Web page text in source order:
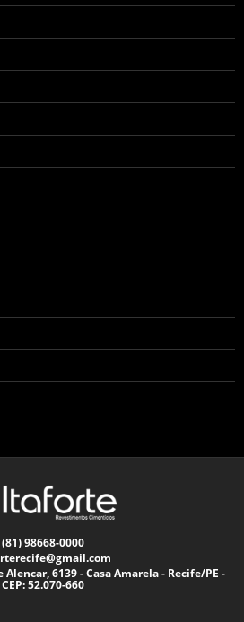
(81) 98668-0000
6139 - Casa Amarela - Recife/PE -
CEP: 52.070-660